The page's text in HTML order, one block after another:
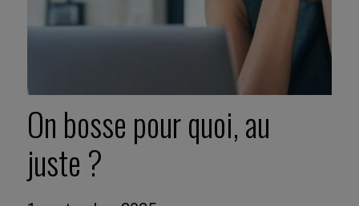
On bosse pour quoi, au
juste ?